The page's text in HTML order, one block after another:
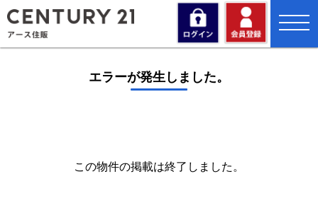
toggle
エラーが発生しました。
この物件の掲載は終了しました。